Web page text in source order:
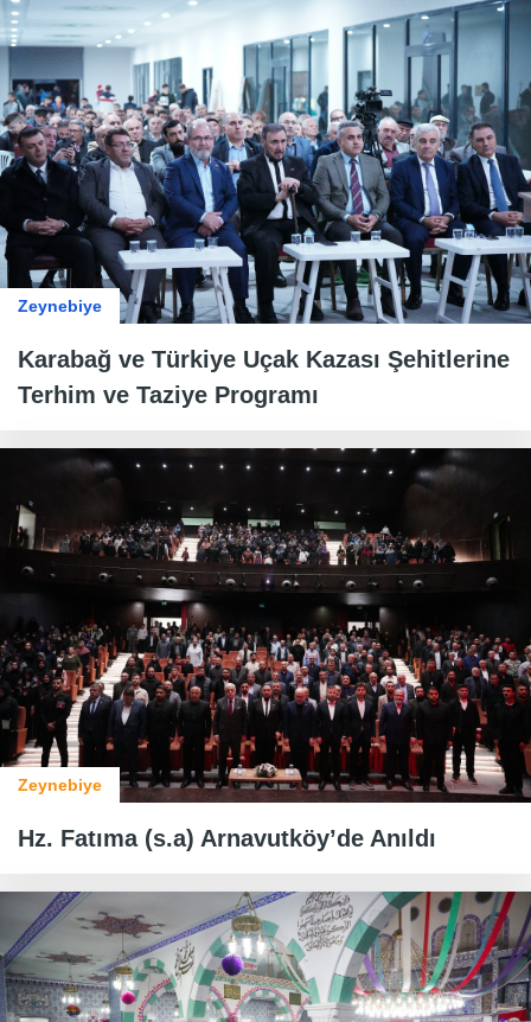
Zeynebiye
Karabağ ve Türkiye Uçak Kazası Şehitlerine
Terhim ve Taziye Programı
Zeynebiye
Hz. Fatıma (s.a) Arnavutköy’de Anıldı